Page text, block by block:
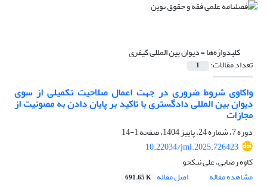
کلیدواژه‌ها =دیوان بین المللی کیفری
تعداد مقالات: 1
واکاوی شروط ضروری در جهت اعمال صلاحیت تکمیلی از سوی
دیوان بین المللی دادگستری با تاکید بر پایان دادن به مصونیت از
مجازات
دوره 7، شماره 24، پاییز 1404، صفحه
1-14
10.22034/jml.2025.726423
کاوه رضایی، علی نیکجو
مشاهده مقاله
اصل مقاله 691.65 K